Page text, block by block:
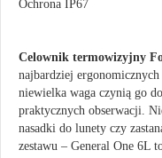
Ochrona IP67
Celownik termowizyjny
najbardziej
niewielka waga czynią go
praktycznych obserwacji.
nasadki do lunety czy
zestawu – General One 6L